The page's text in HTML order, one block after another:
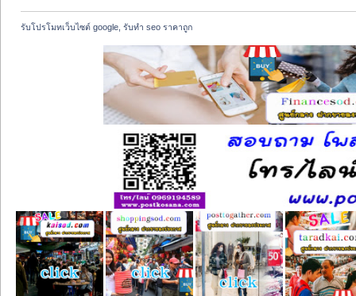
รับโปรโมทเว็บไซต์ google, รับทำ seo ราคาถูก